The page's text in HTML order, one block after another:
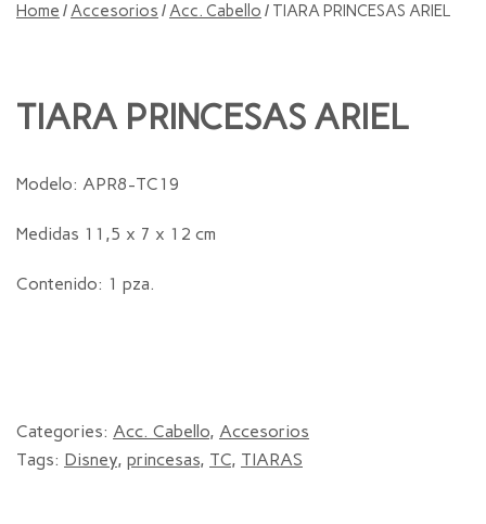
Home /Accesorios /Acc. Cabello / TIARA PRINCESAS ARIEL
TIARA PRINCESAS ARIEL
Modelo: APR8-TC19
Medidas 11,5 x 7 x 12 cm
Contenido: 1 pza.
Categories: Acc. Cabello, Accesorios
Tags: Disney, princesas, TC, TIARAS